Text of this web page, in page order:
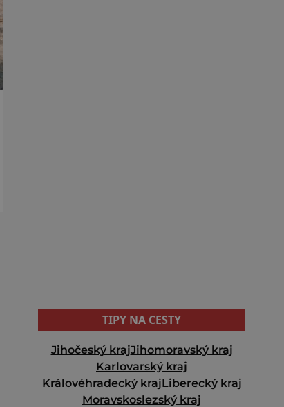
TIPY NA CESTY
Jihočeský krajJihomoravský kraj
Karlovarský kraj
Královéhradecký krajLiberecký kraj
Moravskoslezský kraj